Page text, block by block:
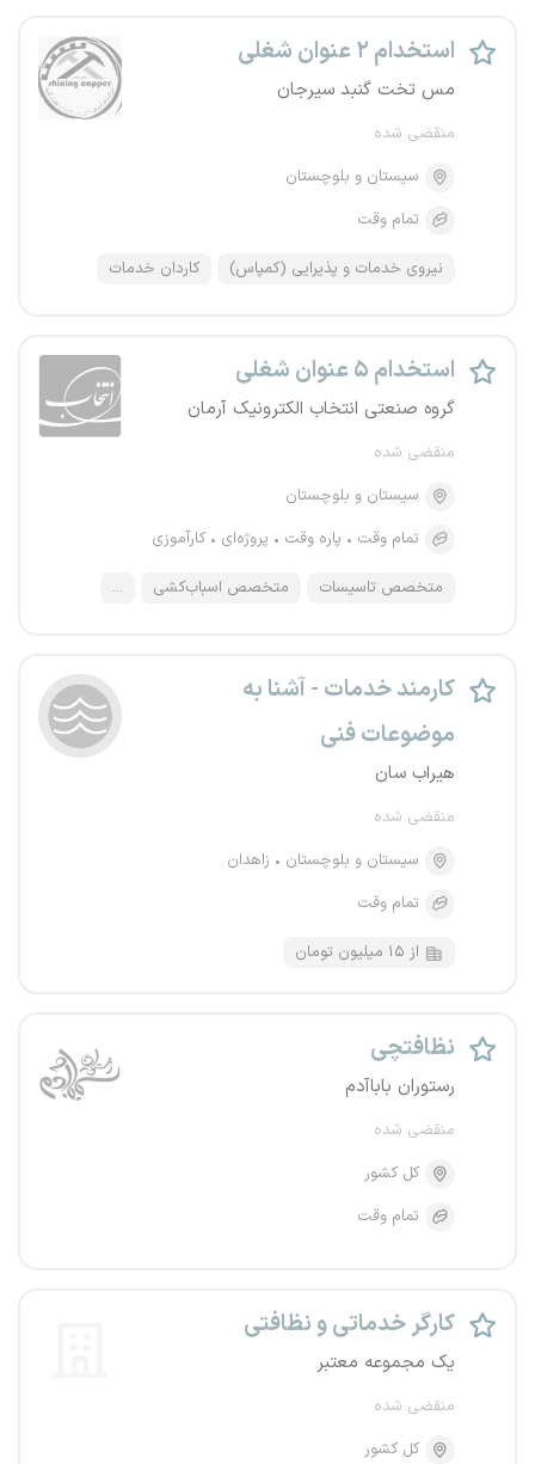
استخدام ۲ عنوان شغلی
مس تخت گنبد سیرجان
منقضی شده
سیستان و بلوچستان
تمام وقت
نیروی خدمات و پذیرایی (کمپاس) کاردان خدمات
استخدام ۵ عنوان شغلی
گروه صنعتی انتخاب الکترونیک آرمان
منقضی شده
سیستان و بلوچستان
تمام وقت
پاره وقت پروژه‌ای کارآموزی
متخصص تاسیسات متخصص اسباب‌کشی ...
کارمند خدمات - آشنا به
موضوعات فنی
هیراب سان
منقضی شده
سیستان و بلوچستان
زاهدان
تمام وقت
از ۱۵ میلیون تومان
نظافتچی
رستوران باباآدم
منقضی شده
کل کشور
تمام وقت
کارگر خدماتی و نظافتی
یک مجموعه معتبر
منقضی شده
کل کشور